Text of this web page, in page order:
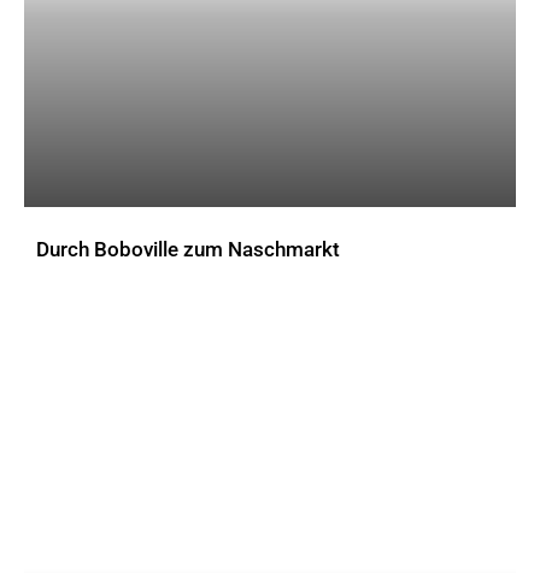
Durch Boboville zum Naschmarkt